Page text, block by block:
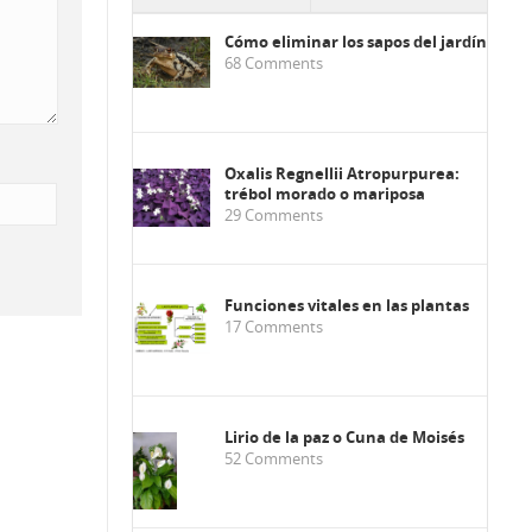
Cómo eliminar los sapos del jardín
68 Comments
Oxalis Regnellii Atropurpurea:
trébol morado o mariposa
29 Comments
Funciones vitales en las plantas
17 Comments
Lirio de la paz o Cuna de Moisés
52 Comments